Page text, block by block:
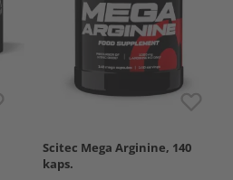
Scitec Mega Arginine, 140
kaps.